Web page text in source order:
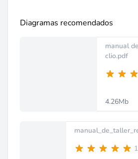
Diagramas recomendados
manual
clio.pdf
4.26Mb